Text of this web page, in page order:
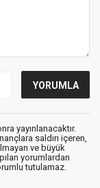
yayınlanacaktır.
saldırı içeren,
ve büyük
yorumlardan
tutulamaz.